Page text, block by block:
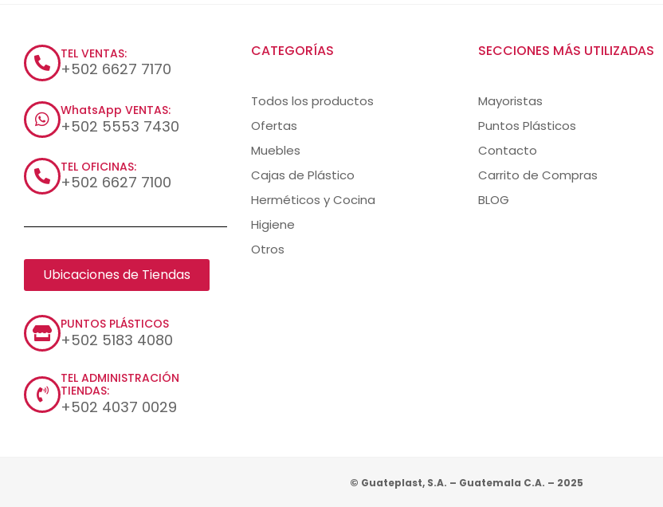
TEL VENTAS:
+502 6627 7170
WhatsApp VENTAS:
+502 5553 7430
TEL OFICINAS:
+502 6627 7100
Ubicaciones de Tiendas
PUNTOS PLÁSTICOS
+502 5183 4080
TEL ADMINISTRACIÓN
TIENDAS:
+502 4037 0029
CATEGORÍAS
Todos los productos
Ofertas
Muebles
Cajas de Plástico
Herméticos y Cocina
Higiene
Otros
SECCIONES MÁS UTILIZADAS
Mayoristas
Puntos Plásticos
Contacto
Carrito de Compras
BLOG
© Guateplast, S.A. – Guatemala C.A. – 2025